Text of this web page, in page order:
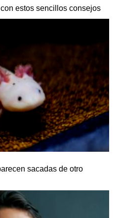
estos sencillos consejos
sacadas de otro